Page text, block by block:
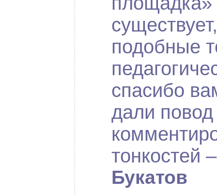
подобные
спасибо
дали
тонкостей
Букатов